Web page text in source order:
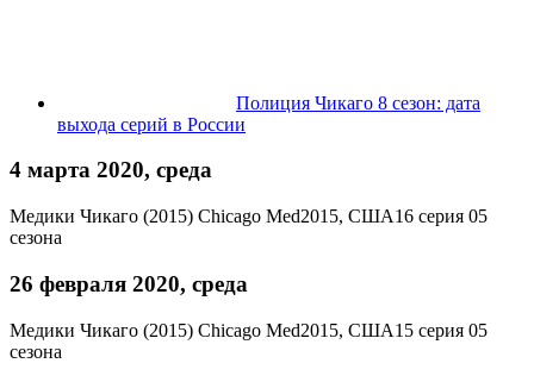
Полиция Чикаго 8 сезон: дата
выхода серий в России
4 марта 2020, среда
Медики Чикаго (2015) Chicago Med2015, США16 серия 05
сезона
26 февраля 2020, среда
Медики Чикаго (2015) Chicago Med2015, США15 серия 05
сезона